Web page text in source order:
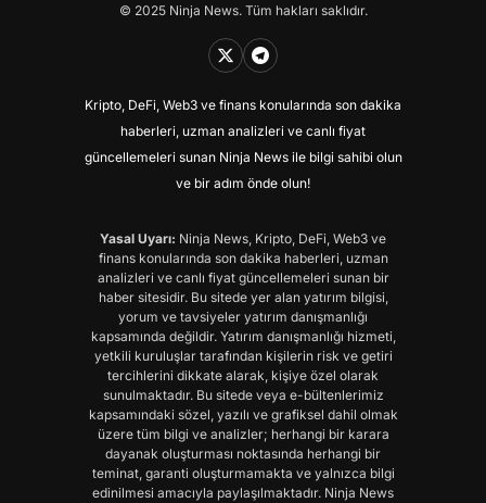
© 2025 Ninja News. Tüm hakları saklıdır.
Kripto, DeFi, Web3 ve finans konularında son dakika
haberleri, uzman analizleri ve canlı fiyat
güncellemeleri sunan Ninja News ile bilgi sahibi olun
ve bir adım önde olun!
Yasal Uyarı: Ninja News, Kripto, DeFi, Web3 ve
finans konularında son dakika haberleri, uzman
analizleri ve canlı fiyat güncellemeleri sunan bir
haber sitesidir. Bu sitede yer alan yatırım bilgisi,
yorum ve tavsiyeler yatırım danışmanlığı
kapsamında değildir. Yatırım danışmanlığı hizmeti,
yetkili kuruluşlar tarafından kişilerin risk ve getiri
tercihlerini dikkate alarak, kişiye özel olarak
sunulmaktadır. Bu sitede veya e-bültenlerimiz
kapsamındaki sözel, yazılı ve grafiksel dahil olmak
üzere tüm bilgi ve analizler; herhangi bir karara
dayanak oluşturması noktasında herhangi bir
teminat, garanti oluşturmamakta ve yalnızca bilgi
edinilmesi amacıyla paylaşılmaktadır. Ninja News